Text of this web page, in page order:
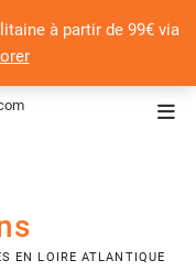
à partir de 99€ via
EN LOIRE ATLANTIQUE